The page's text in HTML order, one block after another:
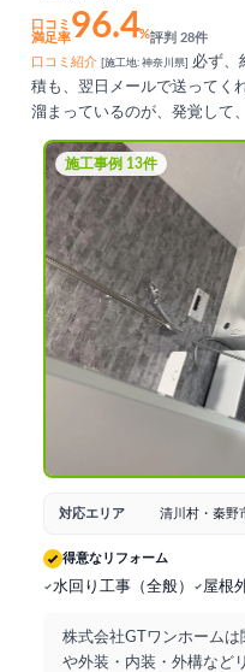
口コミ
満足率96.4%評判 28件
口コミ紹介
[施工地: 神奈川県]
必ず、
積も、翌日メールで送ってく
溜まっているのが、発覚して
した。他は、数日遅れ、前
は、断ってしまいました。費
場の基礎が、大分劣化してる
た。こちらの予定に、ほぼ
た。
施工事例 13件
対応エリア 清川村・秦野
得意なリフォーム
水回り工事（全般） 屋根
株式会社GTワンホーム
や外装・内装・外構など